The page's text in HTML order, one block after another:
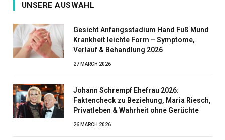
UNSERE AUSWAHL
Gesicht Anfangsstadium Hand Fuß Mund
Krankheit leichte Form – Symptome,
Verlauf & Behandlung 2026
27 MARCH 2026
Johann Schrempf Ehefrau 2026:
Faktencheck zu Beziehung, Maria Riesch,
Privatleben & Wahrheit ohne Gerüchte
26 MARCH 2026